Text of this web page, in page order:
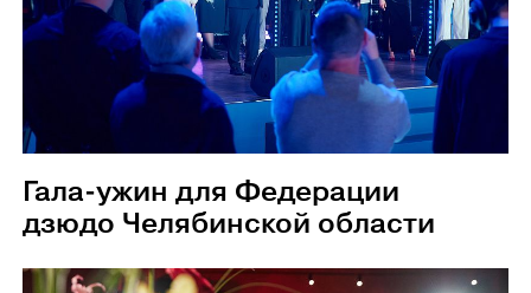
Гала-ужин для Федерации
дзюдо Челябинской области